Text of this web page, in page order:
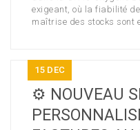
exigeant, où la fiabilité
maîtrise des stocks sont
15 DEC
⚙️ NOUVEAU